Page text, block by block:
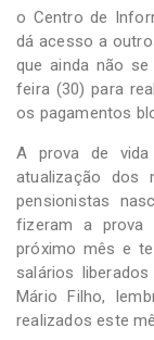
o Centro de
dá acesso a
que ainda não
feira (30) para
os pagamentos
A prova de
atualização dos
pensionistas
fizeram a prova
próximo mês e
salários
Mário Filho,
realizados este